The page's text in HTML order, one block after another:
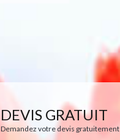
DEVIS GRATUIT
Demandez votre devis gratuitement